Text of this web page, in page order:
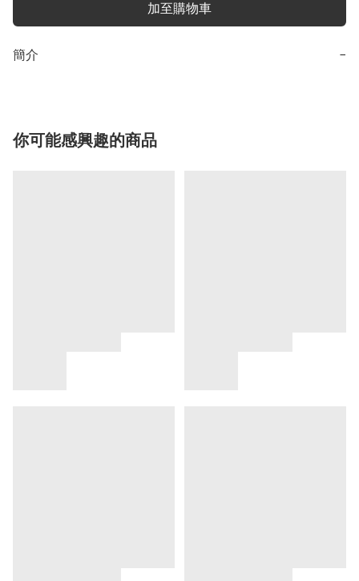
加至購物車
簡介 −
你可能感興趣的商品